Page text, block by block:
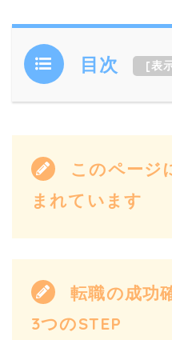
目次 [表
このページ
まれています
転職の成功
3つのSTEP